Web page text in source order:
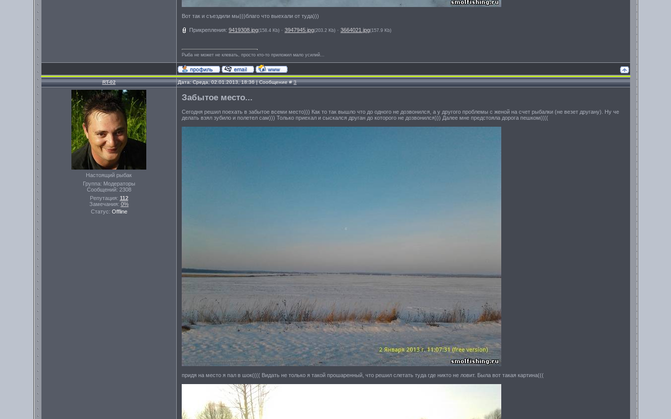
Вот так и съездили мы)))благо что выехали от туда)))
Прикрепления: 9419308.jpg(158.4 Kb) · 3947945.jpg(203.2 Kb) · 3664021.jpg(157.9 Kb)
Рыба не может не клевать, просто кто-то приложил мало усилий...
RT-02 Дата: Среда, 02.01.2013, 18:36 | Сообщение #3
Настоящий рыбак
Группа: Модераторы
Сообщений: 2308
Репутация: 112
Замечания: 0%
Статус: Offline
Забытое место...
Сегодня решил поехать в забытое всеми место))) Как то так вышло что до одного не дозвонился, а у другого проблемы с женой на счет рыбалки (не везет другану). Ну че
делать взял зубило и полетел сам))) Только приехал и сыскался друган до которого не дозвонился))) Далее мне предстояла дорога пешком((((
придя на место я пал в шок(((( Видать не только я такой прошаренный, что решил слетать туда где никто не ловит. Была вот такая картина(((